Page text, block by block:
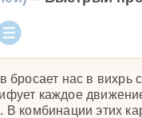
бросает нас в вихрь
каждое
В комбинации этих